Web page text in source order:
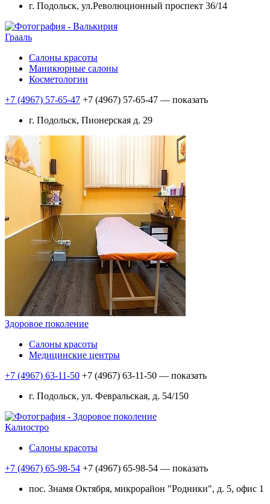
г. Подольск, ул.Революционный проспект 36/14
Грааль
Салоны красоты
Маникюрные салоны
Косметологии
+7 (4967) 57-65-47 +7 (4967) 57-65-47 — показать
г. Подольск, Пионерская д. 29
Здоровое поколение
Салоны красоты
Медицинские центры
+7 (4967) 63-11-50 +7 (4967) 63-11-50 — показать
г. Подольск, ул. Февральская, д. 54/150
Калиостро
Салоны красоты
+7 (4967) 65-98-54 +7 (4967) 65-98-54 — показать
пос. Знамя Октября, микрорайон "Родники", д. 5, офис 1